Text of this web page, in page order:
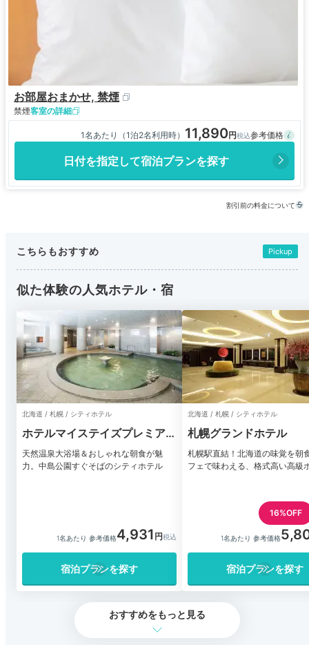
お部屋おまかせ, 禁煙
禁煙客室の詳細
1名あたり（1泊2名利用時） 11,890
日付を指定して宿泊プランを探す
割引前の料金について
こちらもおすすめ Pickup
似た体験の人気ホテル・宿
北海道 / 札幌 / シティホテル
ホテルマイステイズプレミア
札幌パーク
天然温泉大浴場＆おしゃれな朝食が魅
力。中島公園すぐそばのシティホテル
1名あたり 参考価格4,931
宿泊プランを探す
北海道 / 札幌 / シティホテル
札幌グランドホテル
札幌駅直結！北海道の味覚を朝
フェで味わえる、格式高い高級
16%OFF
1名あたり 参考価格
宿泊プランを探す
おすすめをもっと見る